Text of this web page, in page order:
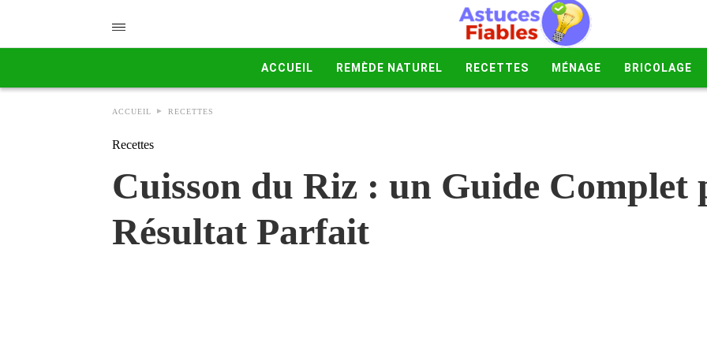
ACCUEIL REMÈDE NATUREL RECETTES MÉNAGE BRICOLAGE
ACCUEIL RECETTES
Recettes
Cuisson du Riz : un Guide Complet
Résultat Parfait